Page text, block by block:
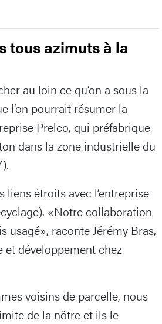
tous azimuts à la
au loin ce qu’on a sous la
l’on pourrait résumer la
Prelco, qui préfabrique
dans la zone industrielle du
liens étroits avec l’entreprise
«Notre collaboration
usagé», raconte Jérémy Bras,
et développement chez
voisins de parcelle, nous
de la nôtre et ils le